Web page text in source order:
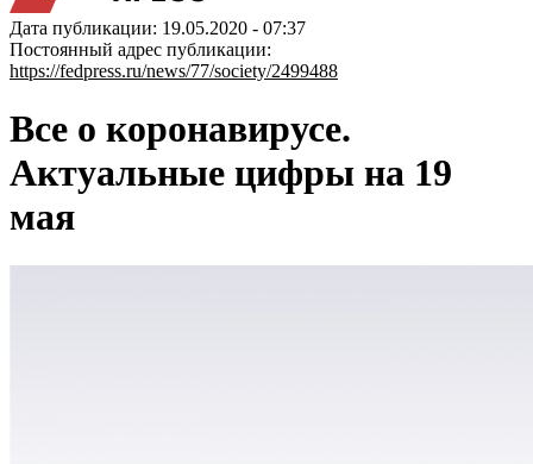
Дата публикации: 19.05.2020 - 07:37
Постоянный адрес публикации:
https://fedpress.ru/news/77/society/2499488
Все о коронавирусе.
Актуальные цифры на 19
мая